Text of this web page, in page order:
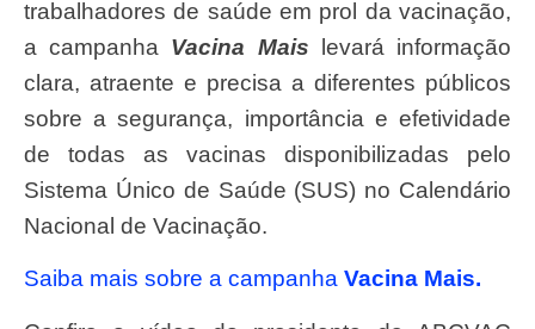
trabalhadores de saúde em prol da vacinação,
a campanha Vacina Mais levará informação
clara, atraente e precisa a diferentes públicos
sobre a segurança, importância e efetividade
de todas as vacinas disponibilizadas pelo
Sistema Único de Saúde (SUS) no Calendário
Nacional de Vacinação.
Saiba mais sobre a campanha Vacina Mais.